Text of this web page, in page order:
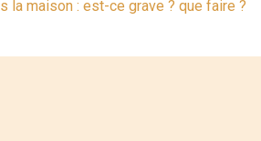
la maison : est-ce grave ? que faire ?